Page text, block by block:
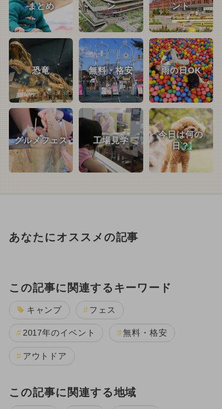
まとめ
ン
ント
恐竜 無料・格安 雨の日OK
グルメフェス 工場見学
今日は何の
日？
あなたにオススメの記事
この記事に関連するキーワード
キャンプ フェス
2017年のイベント 無料・格安
アウトドア
この記事に関連する地域